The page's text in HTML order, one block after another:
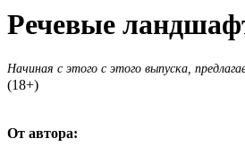
Речевые
Начиная с этого с этого выпуска,
(18+)
От автора: